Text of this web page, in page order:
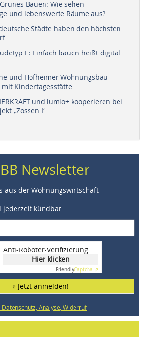
Bauen: Wie sehen
und lebenswerte Räume aus?
Städte haben den höchsten
E: Einfach bauen heißt digital
und Hofheimer Wohnungsbau
Kindertagesstätte
und lumio+ kooperieren bei
„Zossen I“
Newsletter
aus der Wohnungswirtschaft
jederzeit kündbar
Anti-Roboter-Verifizierung
Hier klicken
FriendlyCaptcha ⇗
» Jetzt anmelden!
Datenschutz, Analyse, Widerruf